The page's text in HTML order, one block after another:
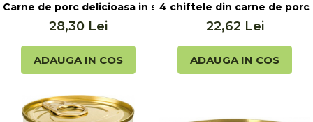
Carne de porc delicioasa in suc propriu, 300g Keunecke
28,30 Lei
ADAUGA IN COS
4 chiftele din carne de porc
22,62 Lei
ADAUGA IN COS